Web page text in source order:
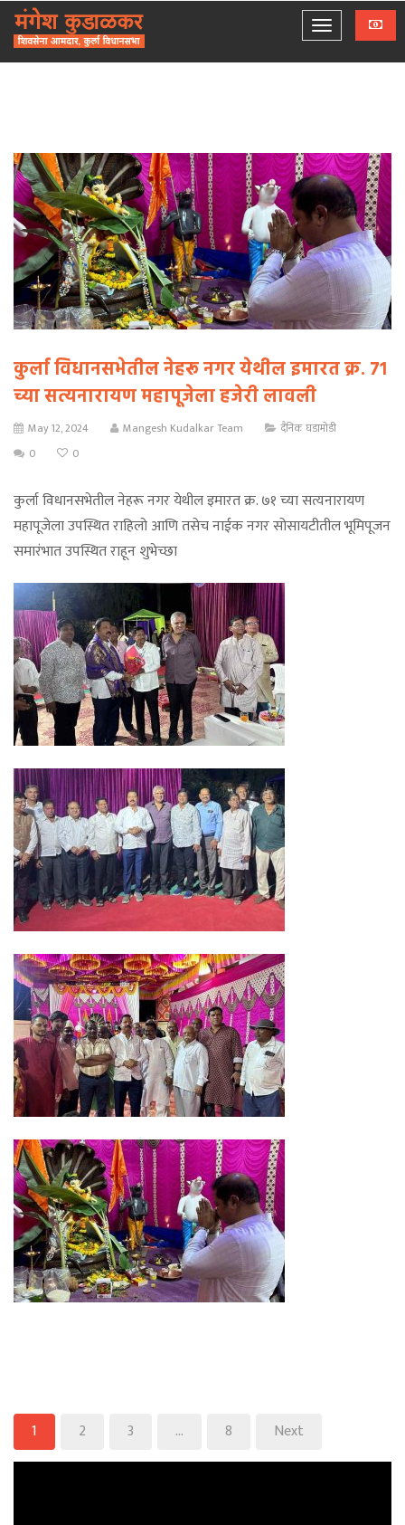
कुर्ला विधानसभेतील नेहरू नगर येथील इमारत क्र. ७१
च्या सत्यनारायण महापूजेला हजेरी लावली
May 12, 2024 Mangesh Kudalkar Team
दैनिक घडामोडी
0
0
कुर्ला विधानसभेतील नेहरू नगर येथील इमारत क्र. ७१ च्या सत्यनारायण
महापूजेला उपस्थित राहिलो आणि तसेच नाईक नगर सोसायटीतील भूमिपूजन
समारंभात उपस्थित राहून शुभेच्छा
1 2 3 … 8 Next